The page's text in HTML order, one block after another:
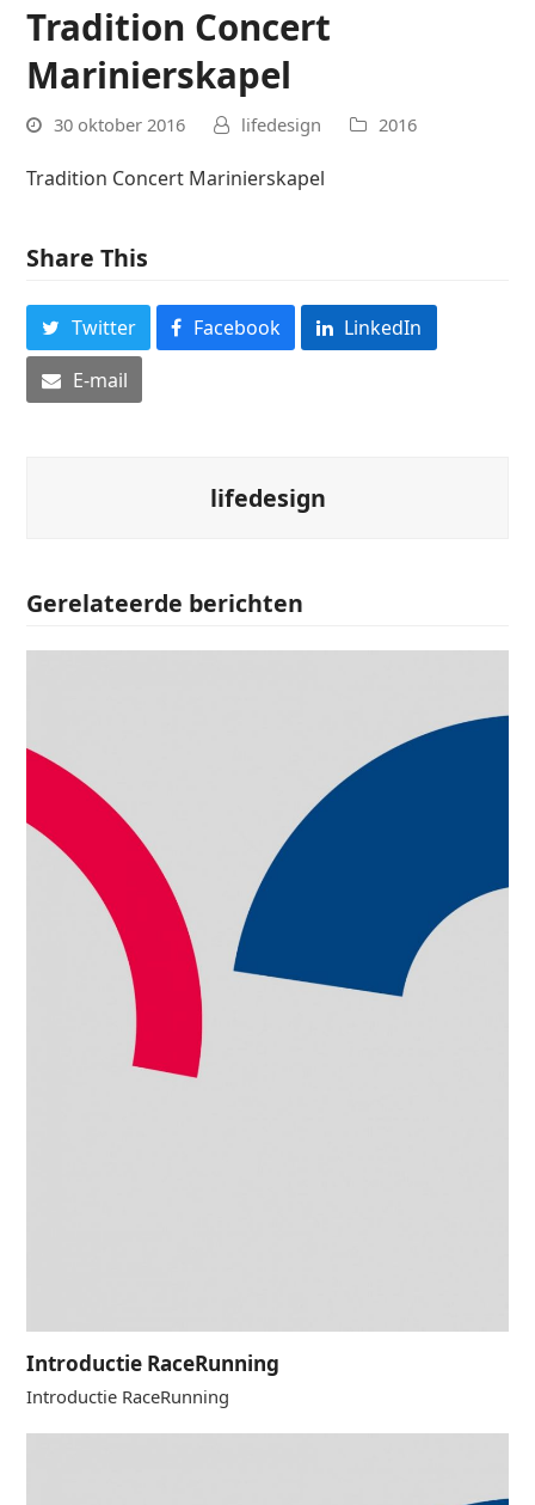
Tradition Concert
Marinierskapel
30 oktober 2016 lifedesign 2016
Tradition Concert Marinierskapel
Share This
Twitter Facebook
LinkedIn
E-mail
lifedesign
Gerelateerde berichten
Introductie RaceRunning
Introductie RaceRunning